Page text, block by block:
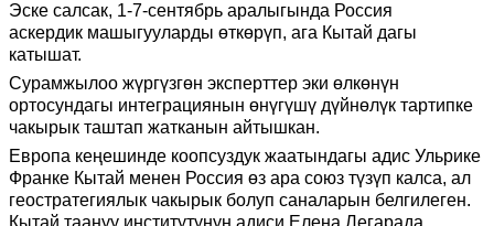
Эске салсак, 1-7-сентябрь аралыгында Россия
аскердик машыгууларды өткөрүп, ага Кытай дагы
катышат.
Сурамжылоо жүргүзгөн эксперттер эки өлкөнүн
ортосундагы интеграциянын өнүгүшү дүйнөлүк тартипке
чакырык таштап жатканын айтышкан.
Европа кеңешинде коопсуздук жаатындагы адис Ульрике
Франке Кытай менен Россия өз ара союз түзүп калса, ал
геостратегиялык чакырык болуп саналарын белгилеген.